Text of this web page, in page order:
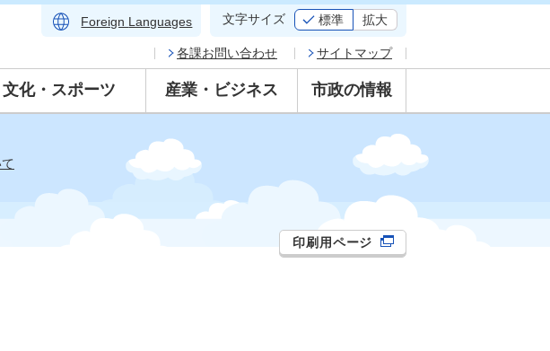
Foreign Languages 文字サイズ 標準 拡大
化・スポーツ 産業・ビジネス 市政の情報
各課お問い合わせ サイトマップ
印刷用ページ